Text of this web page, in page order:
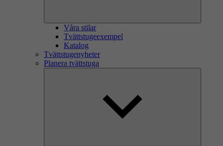
Våra stilar
Tvättstugeexempel
Katalog
Tvättstugenyheter
Planera tvättstuga